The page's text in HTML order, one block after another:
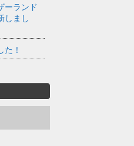
ーランド
しまし
た！